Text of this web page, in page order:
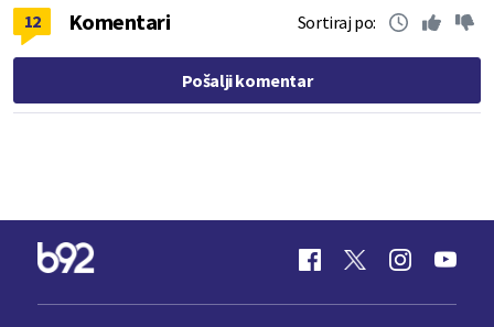
12 Komentari Sortiraj po:
Pošalji komentar